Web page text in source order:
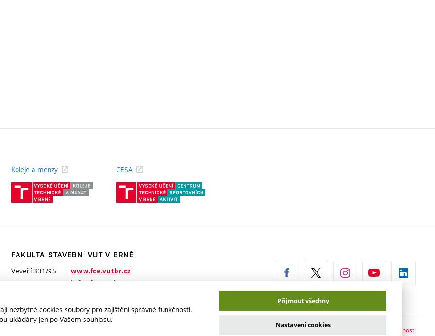
Koleje a menzy
(externí
CESA
FAKULTA STAVEBNÍ VUT V BRNĚ
Veveří 331/95
www.fce.vutbr.cz
info@fce.vutbr.cz
Prohlášení o přístupnosti
nezbytné cookies soubory pro zajištění správné funkčnosti.
ukládány jen po Vašem souhlasu.
Přijmout všechny
Nastavení cookies